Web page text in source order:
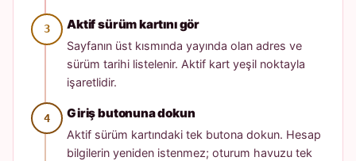
Aktif sürüm kartını gör
Sayfanın üst kısmında yayında olan adres ve
sürüm tarihi listelenir. Aktif kart yeşil noktayla
işaretlidir.
Giriş butonuna dokun
Aktif sürüm kartındaki tek butona dokun. Hesap
bilgilerin yeniden istenmez; oturum havuzu tek